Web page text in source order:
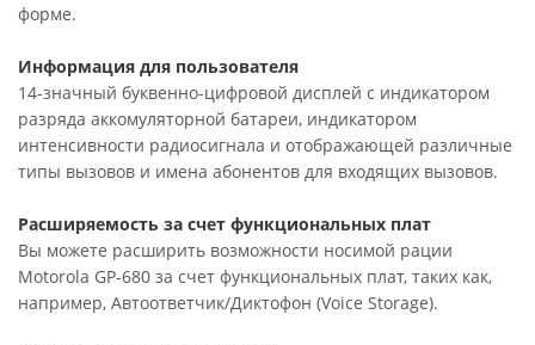
форме.
Информация для пользователя
14-значный буквенно-цифровой дисплей с индикатором
разряда аккомуляторной батареи, индикатором
интенсивности радиосигнала и отображающей различные
типы вызовов и имена абонентов для входящих вызовов.
Расширяемость за счет функциональных плат
Вы можете расширить возможности носимой рации
Motorola GP-680 за счет функциональных плат, таких как,
например, Автоответчик/Диктофон (Voice Storage).